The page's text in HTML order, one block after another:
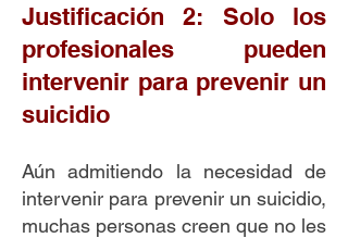
Justificación 2: Solo los
profesionales pueden
intervenir para prevenir un
suicidio
Aún admitiendo la necesidad de
intervenir para prevenir un suicidio,
muchas personas creen que no les